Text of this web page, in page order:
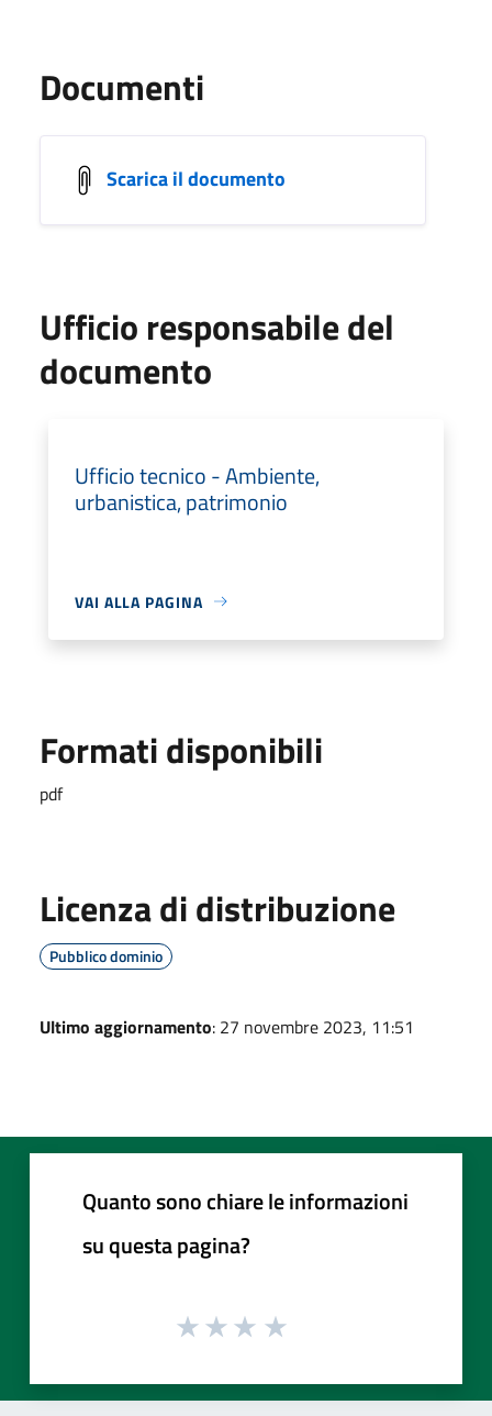
Documenti
Scarica il documento
Ufficio responsabile del
documento
Ufficio tecnico - Ambiente,
urbanistica, patrimonio
VAI ALLA PAGINA
Formati disponibili
pdf
Licenza di distribuzione
Pubblico dominio
Ultimo aggiornamento: 27 novembre 2023, 11:51
Quanto sono chiare le informazioni
su questa pagina?